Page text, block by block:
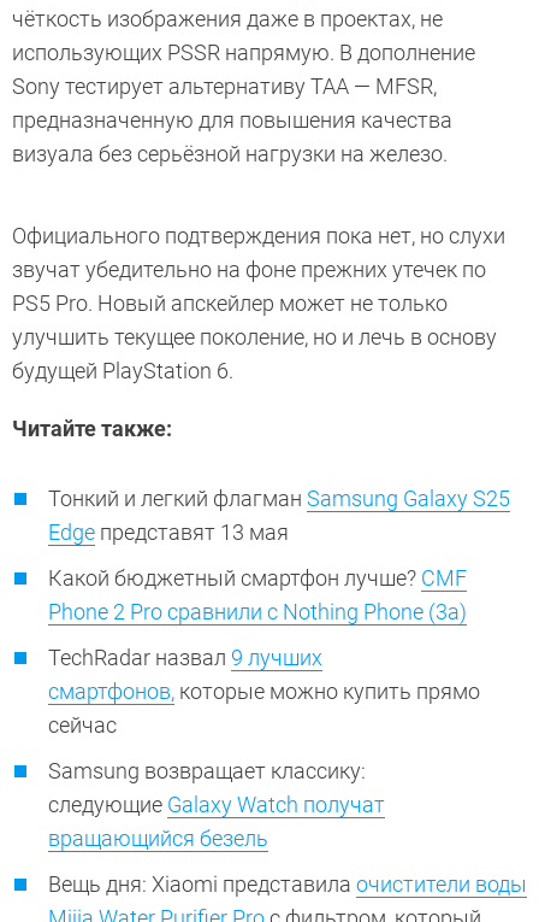
чёткость изображения даже в проектах, не
использующих PSSR напрямую. В дополнение
Sony тестирует альтернативу TAA — MFSR,
предназначенную для повышения качества
визуала без серьёзной нагрузки на железо.
Официального подтверждения пока нет, но слухи
звучат убедительно на фоне прежних утечек по
PS5 Pro. Новый апскейлер может не только
улучшить текущее поколение, но и лечь в основу
будущей PlayStation 6.
Читайте также:
Тонкий и легкий флагман Samsung Galaxy S25
Edge представят 13 мая
Какой бюджетный смартфон лучше? CMF
Phone 2 Pro сравнили с Nothing Phone (3a)
TechRadar назвал 9 лучших
смартфонов, которые можно купить прямо
сейчас
Samsung возвращает классику:
следующие Galaxy Watch получат
вращающийся безель
Вещь дня: Xiaomi представила очистители воды